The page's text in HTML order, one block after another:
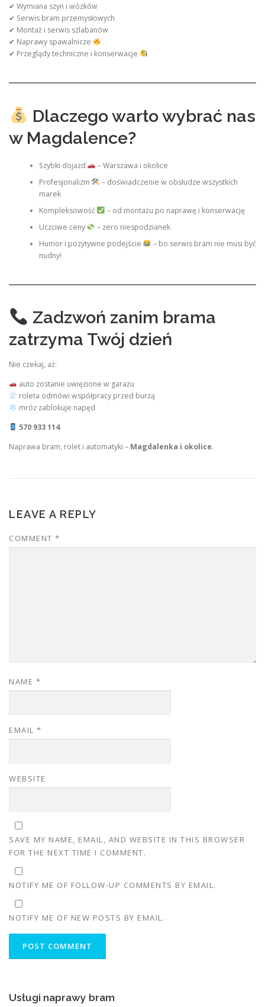
✔ Wymiana szyn i wózków
✔ Serwis bram przemysłowych
✔ Montaż i serwis szlabanów
✔ Naprawy spawalnicze
✔ Przeglądy techniczne i konserwacje
Dlaczego warto wybrać nas
w Magdalence?
Szybki dojazd
– Warszawa i okolice
Profesjonalizm
– doświadczenie w obsłudze wszystkich
marek
Kompleksowość
– od montażu po naprawę i konserwację
Uczciwe ceny
– zero niespodzianek
Humor i pozytywne podejście
– bo serwis bram nie musi być
nudny!
Zadzwoń zanim brama
zatrzyma Twój dzień
Nie czekaj, aż:
auto zostanie uwięzione w garażu
roleta odmówi współpracy przed burzą
mróz zablokuje napęd
570 933 114
Naprawa bram, rolet i automatyki – Magdalenka i okolice.
LEAVE A REPLY
COMMENT *
NAME *
EMAIL *
WEBSITE
SAVE MY NAME, EMAIL, AND WEBSITE IN THIS BROWSER
FOR THE NEXT TIME I COMMENT.
NOTIFY ME OF FOLLOW-UP COMMENTS BY EMAIL.
NOTIFY ME OF NEW POSTS BY EMAIL.
Usługi naprawy bram